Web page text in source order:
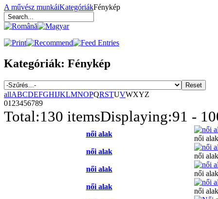
A művész munkáiKategóriákFénykép
Kategóriák: Fénykép
Reset
allABCDEFGHIJKLMNOPQRSTUVWXYZ
01 23456789
Total:130 itemsDisplaying:91 -
női alak
női alak
női alak
női alak
női alak
női alak
női alak
női alak